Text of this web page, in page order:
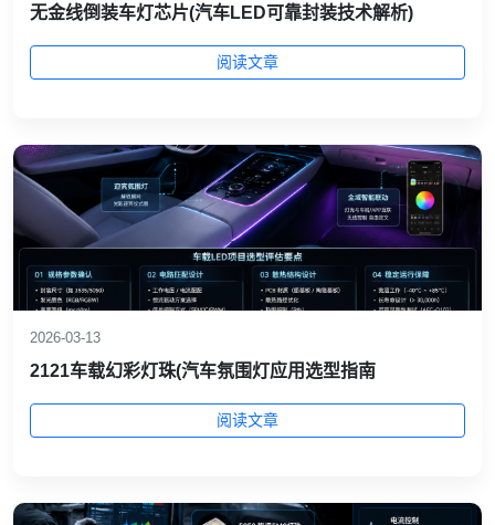
无金线倒装车灯芯片(汽车LED可靠封装技术解析)
阅读文章
2026-03-13
2121车载幻彩灯珠(汽车氛围灯应用选型指南
阅读文章